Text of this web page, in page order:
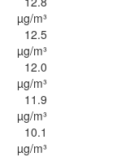
µg/m³
12.5
µg/m³
12.0
µg/m³
11.9
µg/m³
10.1
µg/m³